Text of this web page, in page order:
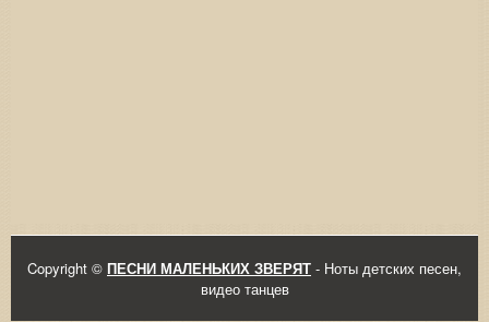
Copyright © ПЕСНИ МАЛЕНЬКИХ ЗВЕРЯТ - Ноты детских песен,
видео танцев